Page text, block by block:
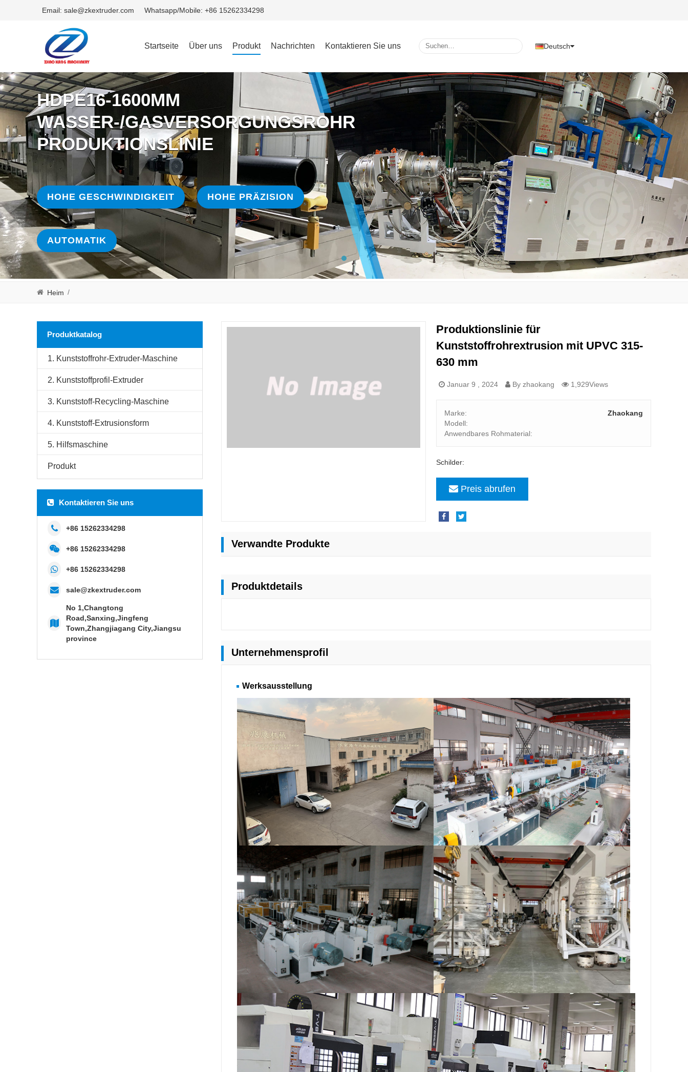
Email: sale@zkextruder.com Whatsapp/Mobile: +86 15262334298
Startseite Über uns Produkt Nachrichten Kontaktieren Sie uns Deutsch
HDPE16-1600MM
WASSER-/GASVERSORGUNGSROHR
PRODUKTIONSLINIE
HOHE GESCHWINDIGKEIT HOHE PRÄZISION
AUTOMATIK
Heim /
Produktkatalog
1. Kunststoffrohr-Extruder-Maschine
2. Kunststoffprofil-Extruder
3. Kunststoff-Recycling-Maschine
4. Kunststoff-Extrusionsform
5. Hilfsmaschine
Produkt
Kontaktieren Sie uns
+86 15262334298
+86 15262334298
+86 15262334298
sale@zkextruder.com
No 1,Changtong
Road,Sanxing,Jingfeng
Town,Zhangjiagang City,Jiangsu
province
Produktionslinie für
Kunststoffrohrextrusion mit UPVC 315-
630 mm
Januar 9 , 2024 By zhaokang 1,929Views
Marke:
Zhaokang
Modell:
Anwendbares Rohmaterial:
Schilder:
Preis abrufen
Verwandte Produkte
Produktdetails
Unternehmensprofil
Werksausstellung